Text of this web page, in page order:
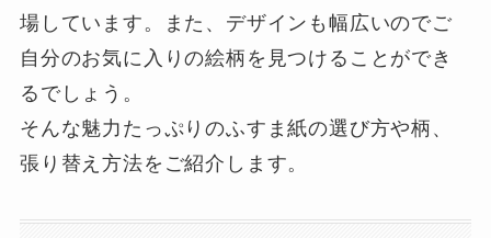
場しています。また、デザインも幅広いのでご
自分のお気に入りの絵柄を見つけることができ
るでしょう。
そんな魅力たっぷりのふすま紙の選び方や柄、
張り替え方法をご紹介します。